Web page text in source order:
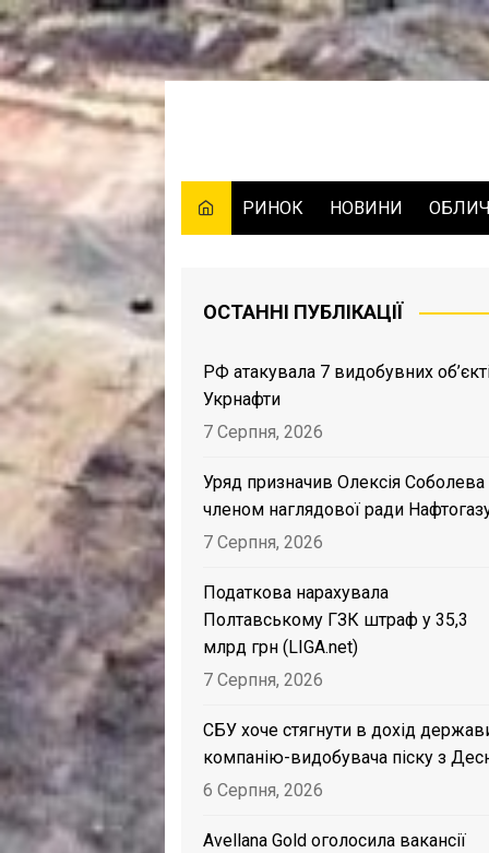
Skip
to
РИНОК НОВИНИ
ОСТАННІ ПУБЛІКАЦІЇ
РФ атакувала 7 видобувних
Укрнафти
7 Серпня, 2026
Уряд призначив Олексія Соболева
членом наглядової ради
7 Серпня, 2026
Податкова нарахувала
Полтавському ГЗК штраф у 35,3
млрд грн (LIGA.net)
7 Серпня, 2026
СБУ хоче стягнути в дохід
компанію-видобувача піску з
6 Серпня, 2026
Avellana Gold оголосила вакансії